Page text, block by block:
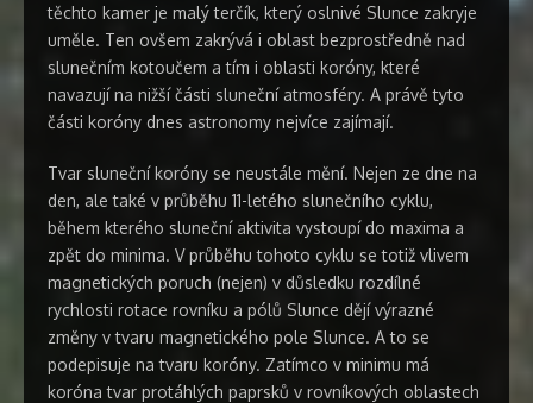
těchto kamer je malý terčík, který oslnivé Slunce zakryje
uměle. Ten ovšem zakrývá i oblast bezprostředně nad
slunečním kotoučem a tím i oblasti koróny, které
navazují na nižší části sluneční atmosféry. A právě tyto
části koróny dnes astronomy nejvíce zajímají.
Tvar sluneční koróny se neustále mění. Nejen ze dne na
den, ale také v průběhu 11-letého slunečního cyklu,
během kterého sluneční aktivita vystoupí do maxima a
zpět do minima. V průběhu tohoto cyklu se totiž vlivem
magnetických poruch (nejen) v důsledku rozdílné
rychlosti rotace rovníku a pólů Slunce dějí výrazné
změny v tvaru magnetického pole Slunce. A to se
podepisuje na tvaru koróny. Zatímco v minimu má
koróna tvar protáhlých paprsků v rovníkových oblastech